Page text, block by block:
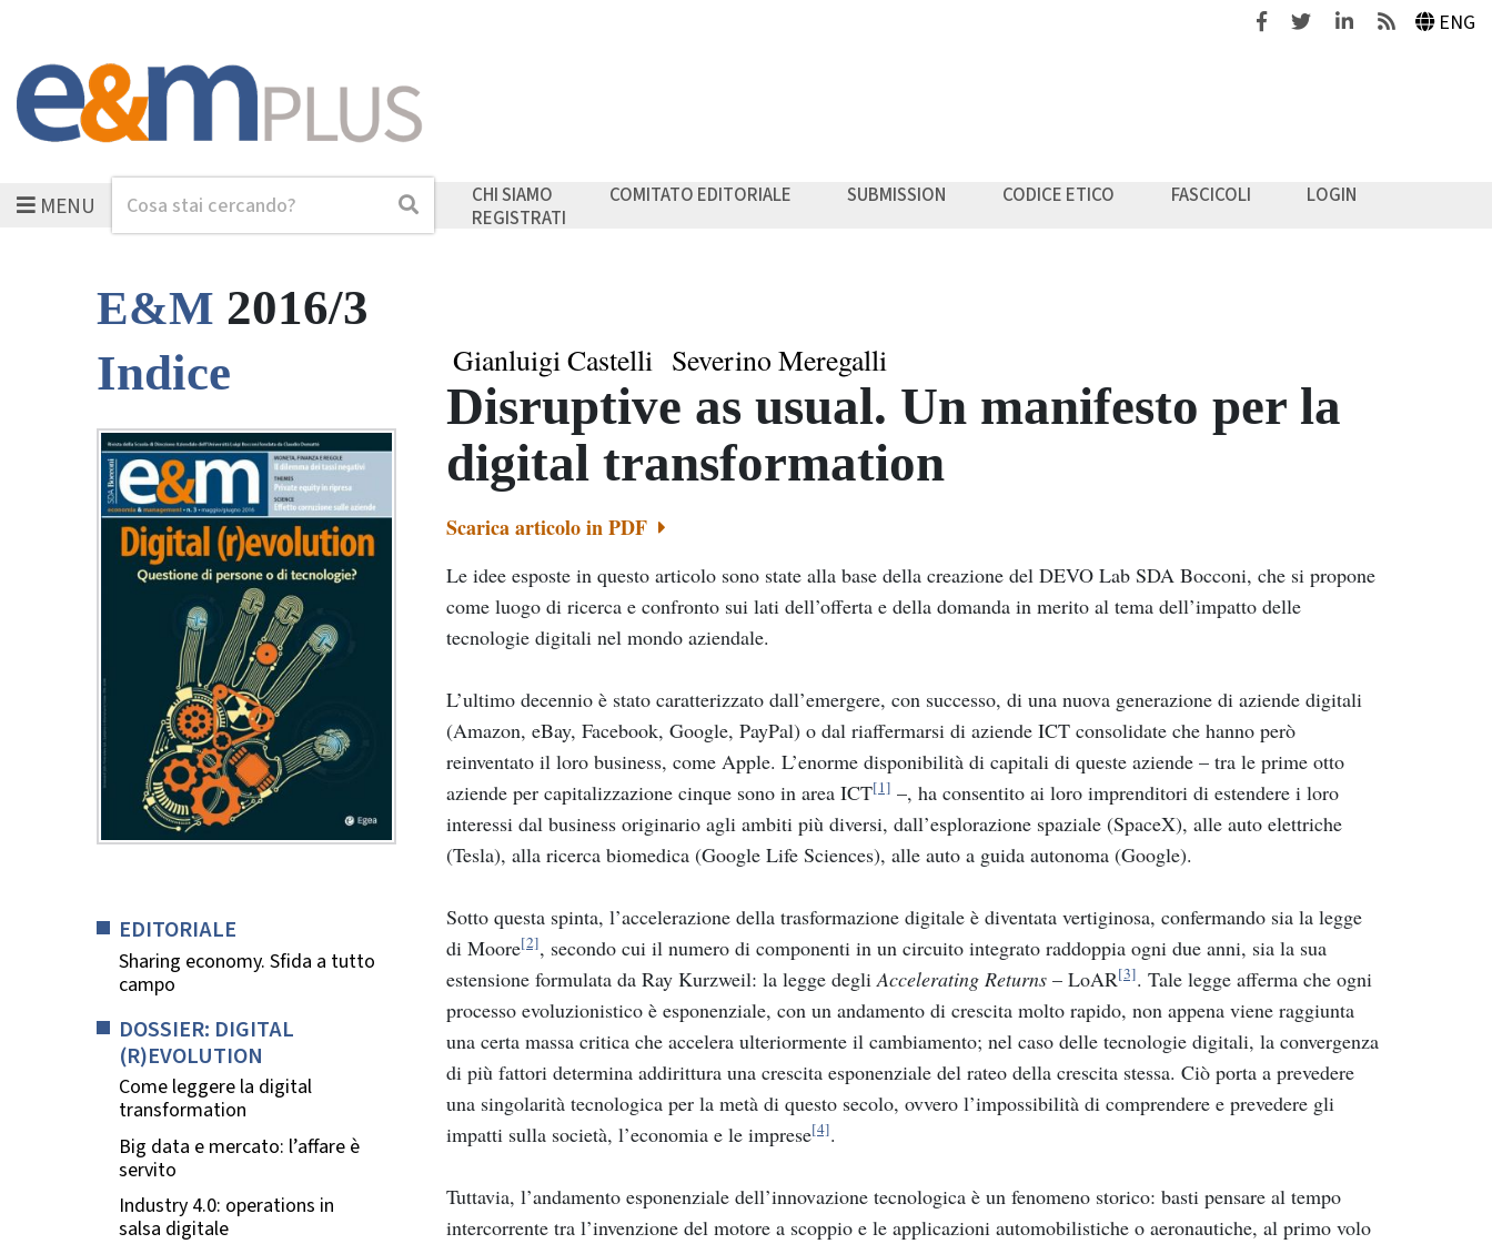
FacebookTwitterLinkedinFeeds ENG
MENUCerca Cerca CHI SIAMO COMITATO EDITORIALE SUBMISSION CODICE ETICO FASCICOLI
LOGIN
REGISTRATI
E&M 2016/3
Indice
EDITORIALE
Sharing economy. Sfida a tutto
campo
DOSSIER: DIGITAL
(R)EVOLUTION
Come leggere la digital
transformation
Big data e mercato: l’affare è
servito
Industry 4.0: operations in
salsa digitale
Gianluigi Castelli Severino Meregalli
Disruptive as usual. Un manifesto per la
digital transformation
Scarica articolo in PDF
Le idee esposte in questo articolo sono state alla base della creazione del DEVO Lab SDA Bocconi, che si propone
come luogo di ricerca e confronto sui lati dell’offerta e della domanda in merito al tema dell’impatto delle
tecnologie digitali nel mondo aziendale.
L’ultimo decennio è stato caratterizzato dall’emergere, con successo, di una nuova generazione di aziende digitali
(Amazon, eBay, Facebook, Google, PayPal) o dal riaffermarsi di aziende ICT consolidate che hanno però
reinventato il loro business, come Apple. L’enorme disponibilità di capitali di queste aziende – tra le prime otto
aziende per capitalizzazione cinque sono in area ICT[1] –, ha consentito ai loro imprenditori di estendere i loro
interessi dal business originario agli ambiti più diversi, dall’esplorazione spaziale (SpaceX), alle auto elettriche
(Tesla), alla ricerca biomedica (Google Life Sciences), alle auto a guida autonoma (Google).
Sotto questa spinta, l’accelerazione della trasformazione digitale è diventata vertiginosa, confermando sia la legge
di Moore[2], secondo cui il numero di componenti in un circuito integrato raddoppia ogni due anni, sia la sua
estensione formulata da Ray Kurzweil: la legge degliAccelerating Returns – LoAR[3]. Tale legge afferma che ogni
processo evoluzionistico è esponenziale, con un andamento di crescita molto rapido, non appena viene raggiunta
una certa massa critica che accelera ulteriormente il cambiamento; nel caso delle tecnologie digitali, la convergenza
di più fattori determina addirittura una crescita esponenziale del rateo della crescita stessa. Ciò porta a prevedere
una singolarità tecnologica per la metà di questo secolo, ovvero l’impossibilità di comprendere e prevedere gli
impatti sulla società, l’economia e le imprese[4].
Tuttavia, l’andamento esponenziale dell’innovazione tecnologica è un fenomeno storico: basti pensare al tempo
intercorrente tra l’invenzione del motore a scoppio e le applicazioni automobilistiche o aeronautiche, al primo volo